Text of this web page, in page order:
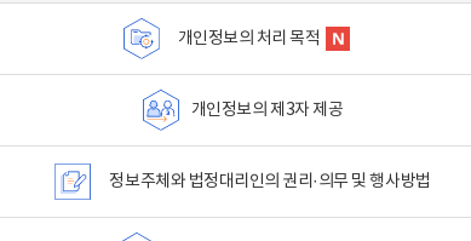
개인정보의 처리 목적
개인정보의 제3자 제공
정보주체와 법정대리인의 권리·의무 및 행사방법